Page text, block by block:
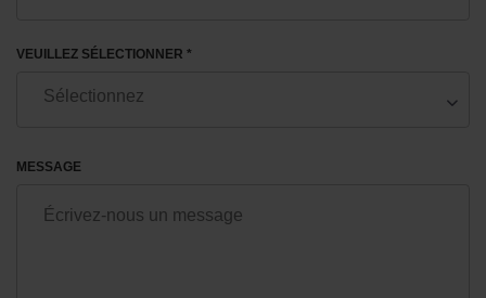
VEUILLEZ SÉLECTIONNER *
MESSAGE